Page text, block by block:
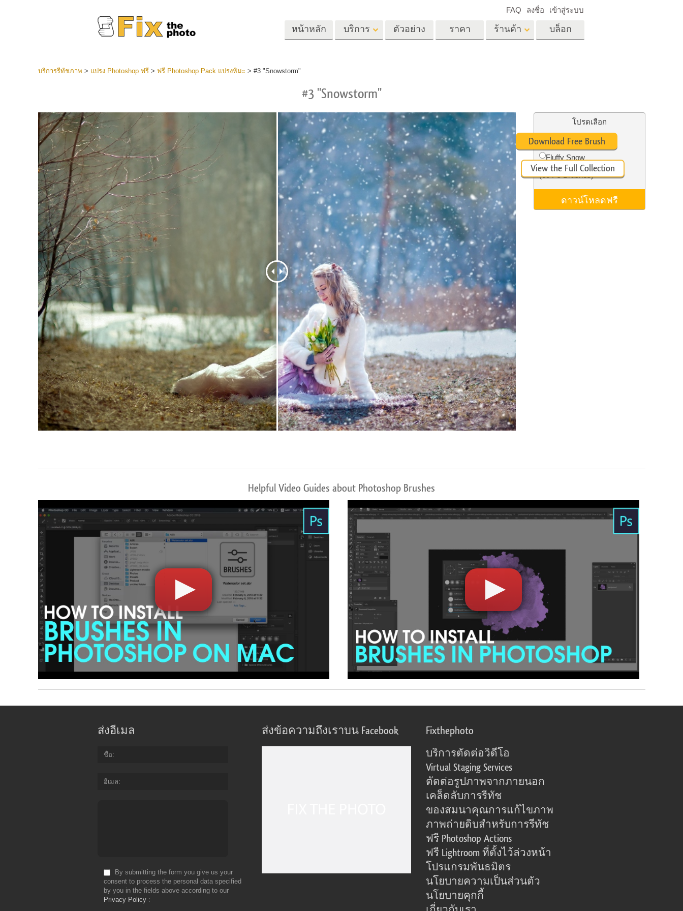
หน้าหลัก บริการ
อสังหาริมทรัพย์
บริการแก้ไขภาพงาน
โมเดลเสื้อผ้าที่สร้างโดย AI การจัดการรูปภาพ ถ่ายรูปเป็นบริการ
บริการรีทัชเครื่องประดับ ข้อมูลการฝึกอบรม AI Video Editing Services
ตัวอย่าง ราคา ร้านค้า
Lightroom
คอลเลกชันมือถือ
Photoshop Actions
โอเวอร์เลย์ Photoshop
Photoshop Textures
Ps Actions คอลเลกชัน
ทั้งหมด
Ps ซ้อนทับคอลเลกชัน
ทั้งหมด
การ์ดวันวาเลนไทน์
คำเชิญงานแต่งงาน
คำเชิญวันเกิดของเด็ก
บล็อก
FAQ ลงชื่อ เข้าสู่ระบบ
บริการรีทัชภาพ > แปรง Photoshop ฟรี> ฟรี Photoshop Pack แปรงหิมะ > #3 "Snowstorm"
#3 "Snowstorm"
โปรดเลือก
Free Ps Brush #3
Fluffy Snow
(60 Ps Brushes)
ดาวน์โหลดฟรี
Download Free Brush
View the Full Collection
Helpful Video Guides about Photoshop Brushes
ส่งอีเมล
ชื่อ
อีเมล
By submitting the form you give us your
consent to process the personal data specified
by you in the fields above according to our
Privacy Policy
ส่งข้อความถึงเราบน Facebook Fixthephoto
บริการตัดต่อวิดีโอ
Virtual Staging Services
ตัดต่อรูปภาพจากภายนอก
เคล็ดลับการรีทัช
ของสมนาคุณการแก้ไขภาพ
ภาพถ่ายดิบสำหรับการรีทัช
ฟรี Photoshop Actions
ฟรี Lightroom ที่ตั้งไว้ล่วงหน้า
โปรแกรมพันธมิตร
นโยบายความเป็นส่วนตัว
นโยบายคุกกี้